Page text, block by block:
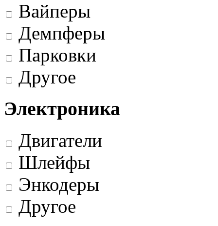
Вайперы
Демпферы
Парковки
Другое
Электроника
Двигатели
Шлейфы
Энкодеры
Другое